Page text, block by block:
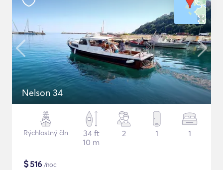
Nelson 34
Rýchlostný čln
34 ft
10 m
2 1 1
$516 /noc